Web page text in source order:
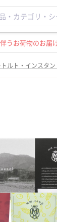
うお荷物のお届
トルト・インスタン